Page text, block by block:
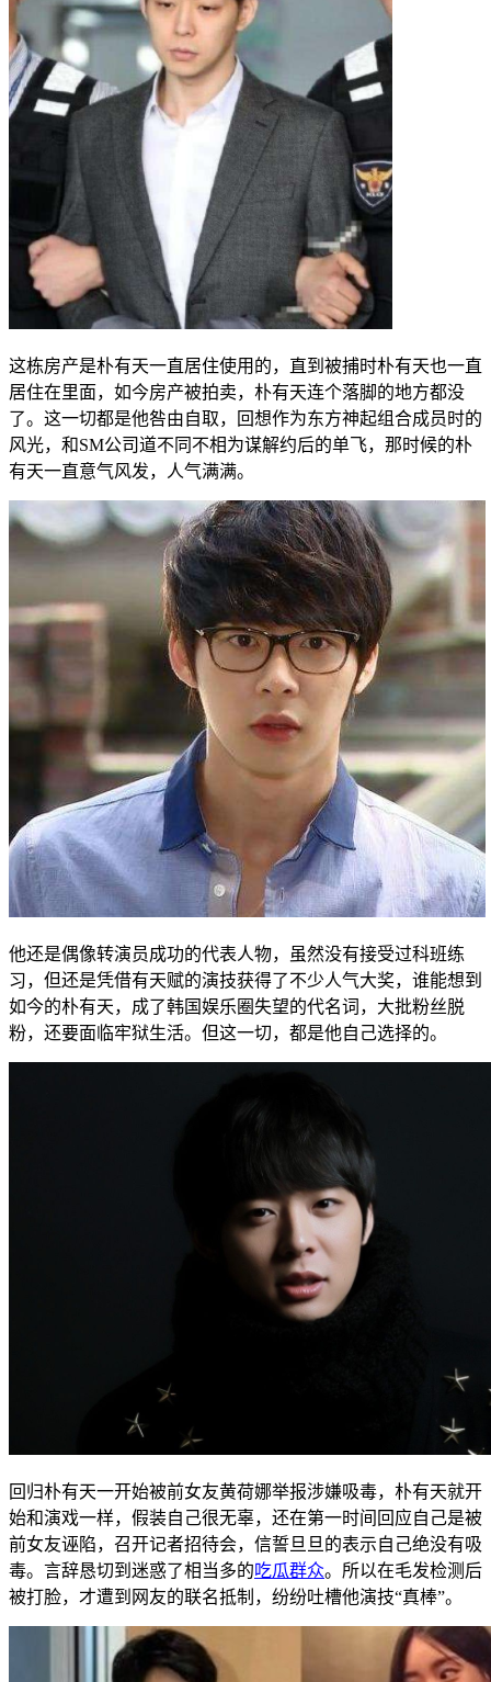
这栋房产是朴有天一直居住使用的，直到被捕时朴有天也一直
居住在里面，如今房产被拍卖，朴有天连个落脚的地方都没
了。这一切都是他咎由自取，回想作为东方神起组合成员时的
风光，和SM公司道不同不相为谋解约后的单飞，那时候的朴
有天一直意气风发，人气满满。
他还是偶像转演员成功的代表人物，虽然没有接受过科班练
习，但还是凭借有天赋的演技获得了不少人气大奖，谁能想到
如今的朴有天，成了韩国娱乐圈失望的代名词，大批粉丝脱
粉，还要面临牢狱生活。但这一切，都是他自己选择的。
回归朴有天一开始被前女友黄荷娜举报涉嫌吸毒，朴有天就开
始和演戏一样，假装自己很无辜，还在第一时间回应自己是被
前女友诬陷，召开记者招待会，信誓旦旦的表示自己绝没有吸
毒。言辞恳切到迷惑了相当多的吃瓜群众。所以在毛发检测后
被打脸，才遭到网友的联名抵制，纷纷吐槽他演技“真棒”。